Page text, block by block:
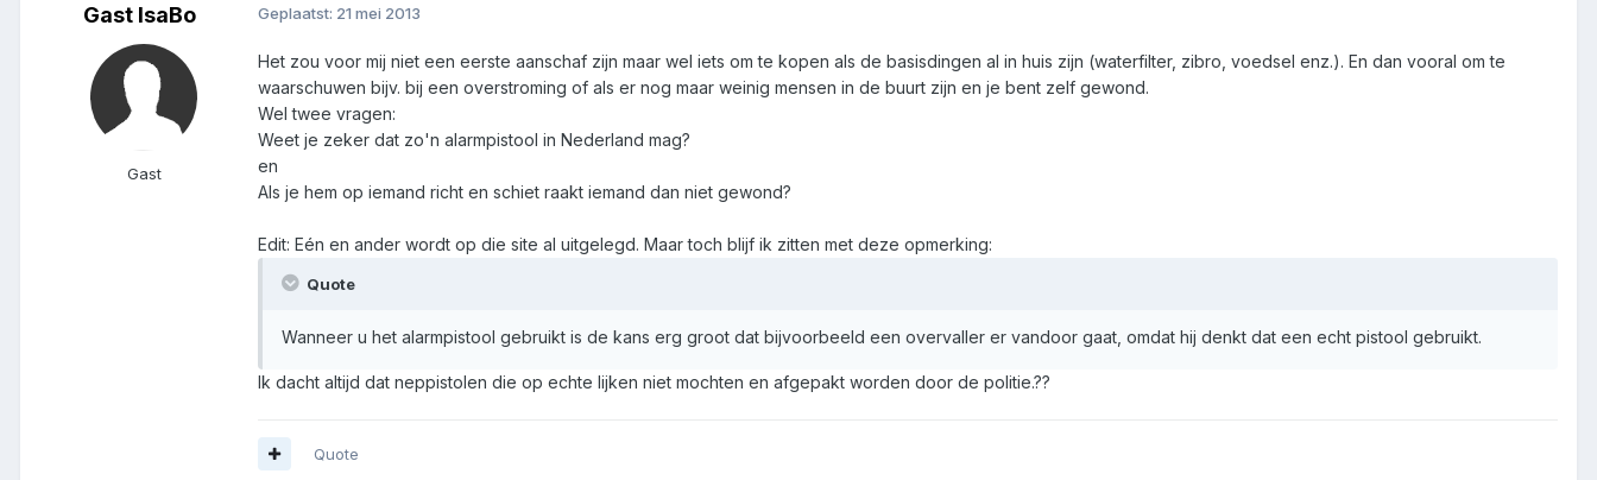
Gast IsaBo
Gast
Geplaatst: 21 mei 2013
Het zou voor mij niet een eerste aanschaf zijn maar wel iets om te kopen als de basisdingen al in huis zijn (waterfilter, zibro, voedsel enz.). En dan vooral om te
waarschuwen bijv. bij een overstroming of als er nog maar weinig mensen in de buurt zijn en je bent zelf gewond.
Wel twee vragen:
Weet je zeker dat zo'n alarmpistool in Nederland mag?
en
Als je hem op iemand richt en schiet raakt iemand dan niet gewond?
Edit: Eén en ander wordt op die site al uitgelegd. Maar toch blijf ik zitten met deze opmerking:
Quote
Wanneer u het alarmpistool gebruikt is de kans erg groot dat bijvoorbeeld een overvaller er vandoor gaat, omdat hij denkt dat een echt pistool gebruikt.
Ik dacht altijd dat neppistolen die op echte lijken niet mochten en afgepakt worden door de politie.??
Quote